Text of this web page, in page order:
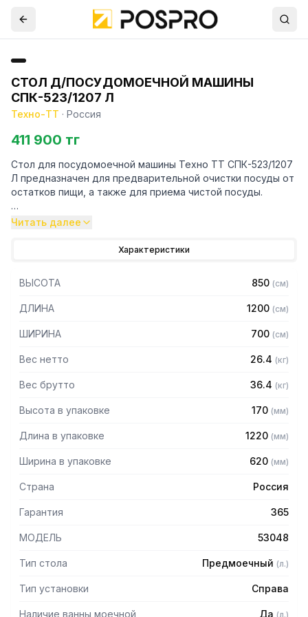
СТОЛ Д/ПОСУДОМОЕЧНОЙ МАШИНЫ
СПК-523/1207 Л
Техно-ТТ · Россия
411 900 тг
Стол для посудомоечной машины Техно ТТ СПК-523/1207
Л предназначен для предварительной очистки посуды от
остатков пищи, а также для приема чистой посуды.
Особенности:
— Стол навесной с бортом высотой 70 мм для
нержавеющей стали марки AISI 304 толщиной 1 мм
расположена слева, крепление слева
— Столешница из нержавеющей стали марки AISI 304
толщиной 1 мм
стали марки AISI 304 толщиной 1,2 мм
0,8 мм
— Стол поставляется в собранном виде.
Читать далее
Характеристики
ВЫСОТА 850 (см)
ДЛИНА 1200 (см)
ШИРИНА 700 (см)
Вес нетто 26.4 (кг)
Вес брутто 36.4 (кг)
Высота в упаковке 170 (мм)
Длина в упаковке 1220 (мм)
Ширина в упаковке 620 (мм)
Страна Россия
Гарантия 365
МОДЕЛЬ 53048
Тип стола Предмоечный (л.)
Тип установки Справа
Наличие ванны моечной Да (л.)